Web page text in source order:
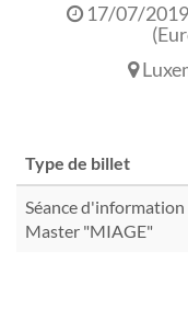
17/07/
(
Type de billet
Séance d'information
Master "MIAGE"